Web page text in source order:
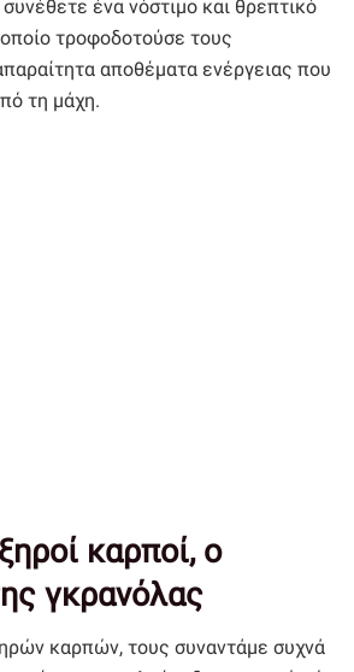
ένα νόστιμο και θρεπτικό
τροφοδοτούσε τους
αποθέματα ενέργειας που
τη μάχη.
καρποί, ο
γκρανόλας
καρπών, τους συναντάμε συχνά